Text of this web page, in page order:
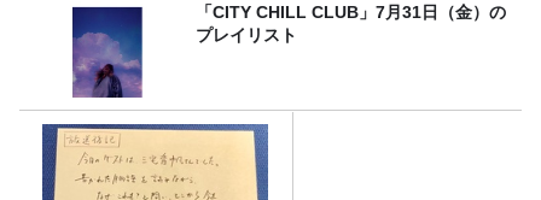
「CITY CHILL CLUB」7月31日（金）の
プレイリスト